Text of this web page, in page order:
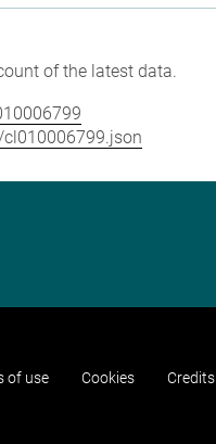
of the latest data.
of use Cookies Credits